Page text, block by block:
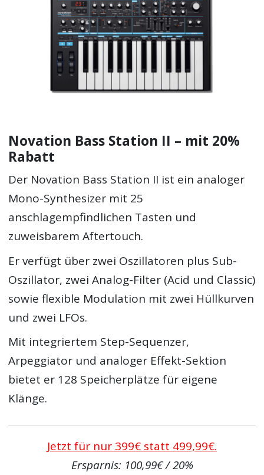
Novation Bass Station II – mit 20%
Rabatt
Der Novation Bass Station II ist ein analoger
Mono-Synthesizer mit 25
anschlagempfindlichen Tasten und
zuweisbarem Aftertouch.
Er verfügt über zwei Oszillatoren plus Sub-
Oszillator, zwei Analog-Filter (Acid und Classic)
sowie flexible Modulation mit zwei Hüllkurven
und zwei LFOs.
Mit integriertem Step-Sequenzer,
Arpeggiator und analoger Effekt-Sektion
bietet er 128 Speicherplätze für eigene
Klänge.
Jetzt für nur 399€ statt 499,99€.
Ersparnis: 100,99€ / 20%